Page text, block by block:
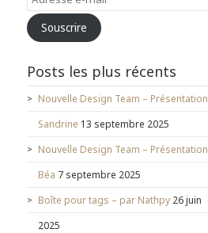
e-
mailSouscrire
Posts les plus récents
Nouvelle Design Team – Présentation
Sandrine 13 septembre 2025
Nouvelle Design Team – Présentation
Béa 7 septembre 2025
Boîte pour tags – par Nathpy 26 juin
2025